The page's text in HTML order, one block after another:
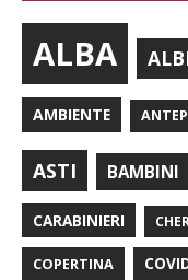
ALBA
AMBIENTE
ASTI BAMBINI
CARABINIERI
COPERTINA